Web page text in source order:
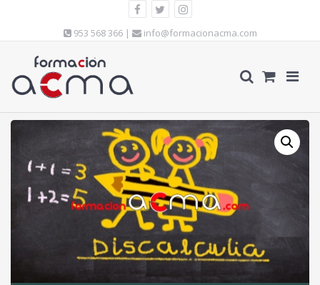
953 568 366 | info@formacionacma.com